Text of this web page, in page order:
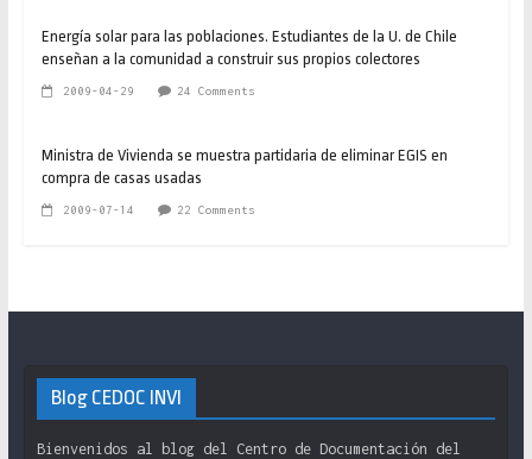
Energía solar para las poblaciones. Estudiantes de la U. de Chile
enseñan a la comunidad a construir sus propios colectores
2009-04-29 24 Comments
Ministra de Vivienda se muestra partidaria de eliminar EGIS en
compra de casas usadas
2009-07-14 22 Comments
Blog CEDOC INVI
Bienvenidos al blog del Centro de Documentación del